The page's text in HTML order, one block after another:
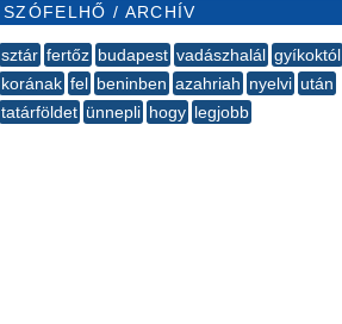
SZÓFELHŐ / ARCHÍV
sztár fertőz budapest vadászhalál gyíkoktól
korának fel beninben azahriah nyelvi után
tatárföldet ünnepli hogy legjobb